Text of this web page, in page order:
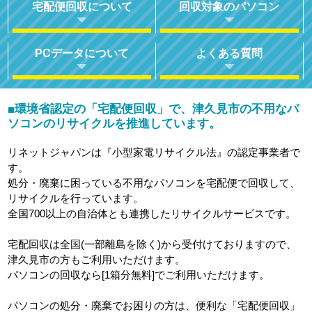
宅配便回収について 回収対象のパソコン
PCデータについて よくある質問
■環境省認定の「宅配便回収」で、津久見市の不用なパ
ソコンのリサイクルを推進しています。
リネットジャパンは『小型家電リサイクル法』の認定事業者で
す。
処分・廃棄に困っている不用なパソコンを宅配便で回収して、
リサイクルを行っています。
全国700以上の自治体とも連携したリサイクルサービスです。
宅配回収は全国(一部離島を除く)から受付けておりますので、
津久見市の方もご利用いただけます。
パソコンの回収なら[1箱分無料]でご利用いただけます。
パソコンの処分・廃棄でお困りの方は、便利な「宅配便回収」